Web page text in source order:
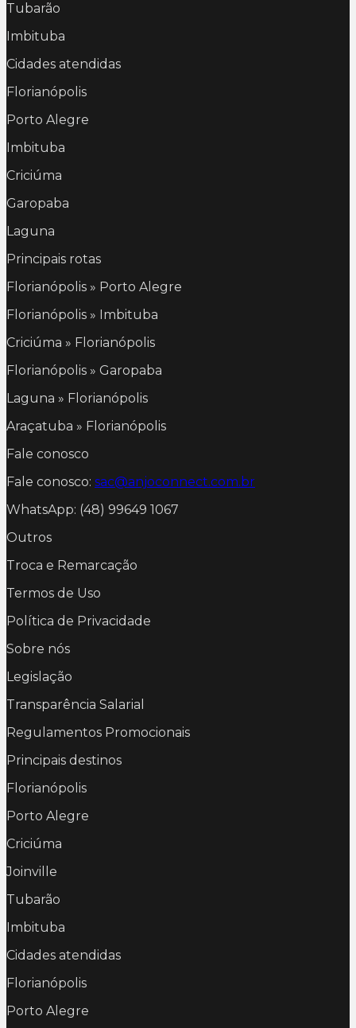
Tubarão
Imbituba
Cidades atendidas
Florianópolis
Porto Alegre
Imbituba
Criciúma
Garopaba
Laguna
Principais rotas
Florianópolis » Porto Alegre
Florianópolis » Imbituba
Criciúma » Florianópolis
Florianópolis » Garopaba
Laguna » Florianópolis
Araçatuba » Florianópolis
Fale conosco
Fale conosco: sac@anjoconnect.com.br
WhatsApp: (48) 99649 1067
Outros
Troca e Remarcação
Termos de Uso
Política de Privacidade
Sobre nós
Legislação
Transparência Salarial
Regulamentos Promocionais
Principais destinos
Florianópolis
Porto Alegre
Criciúma
Joinville
Tubarão
Imbituba
Cidades atendidas
Florianópolis
Porto Alegre